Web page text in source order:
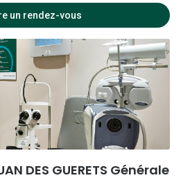
10:00 - 18:00
09:30 - 19:30
09:30 - 19:30
09:30 - 19:30
un rendez-vous
DES GUERETS Générale